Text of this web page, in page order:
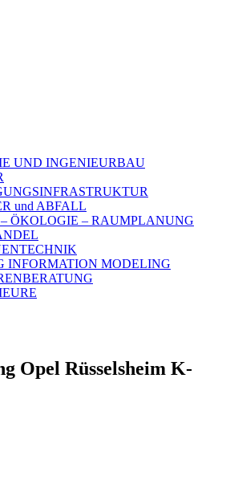
UND INGENIEURBAU
und ABFALL
ÖKOLOGIE – RAUMPLANUNG
INFORMATION MODELING
Opel Rüsselsheim K-